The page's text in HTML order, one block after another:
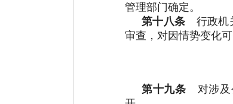
管理部门确定。
第十八条 行政机
审查，对因情势变化
第十九条 对涉及